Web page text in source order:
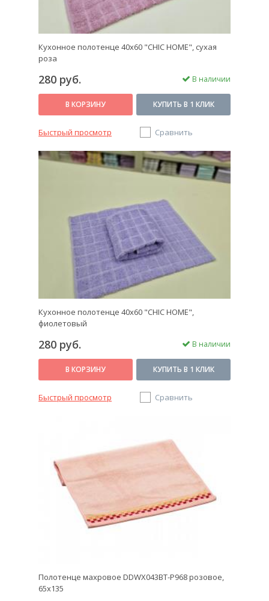
Кухонное полотенце 40х60 "CHIC HOME", сухая
роза
280 руб. В наличии
В КОРЗИНУ КУПИТЬ В 1 КЛИК
Быстрый просмотр Сравнить
Кухонное полотенце 40х60 "CHIC HOME",
фиолетовый
280 руб. В наличии
В КОРЗИНУ КУПИТЬ В 1 КЛИК
Быстрый просмотр Сравнить
Полотенце махровое DDWX043BT-P968 розовое,
65x135